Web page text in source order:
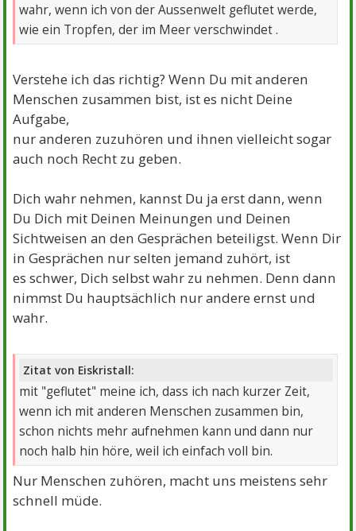
wahr, wenn ich von der Aussenwelt geflutet werde,
wie ein Tropfen, der im Meer verschwindet .
Verstehe ich das richtig? Wenn Du mit anderen
Menschen zusammen bist, ist es nicht Deine
Aufgabe,
nur anderen zuzuhören und ihnen vielleicht sogar
auch noch Recht zu geben.
Dich wahr nehmen, kannst Du ja erst dann, wenn
Du Dich mit Deinen Meinungen und Deinen
Sichtweisen an den Gesprächen beteiligst. Wenn Dir
in Gesprächen nur selten jemand zuhört, ist
es schwer, Dich selbst wahr zu nehmen. Denn dann
nimmst Du hauptsächlich nur andere ernst und
wahr.
Zitat von Eiskristall:
mit "geflutet" meine ich, dass ich nach kurzer Zeit,
wenn ich mit anderen Menschen zusammen bin,
schon nichts mehr aufnehmen kann und dann nur
noch halb hin höre, weil ich einfach voll bin.
Nur Menschen zuhören, macht uns meistens sehr
schnell müde.